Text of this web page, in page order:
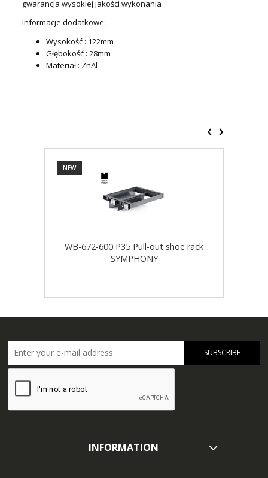
gwarancja wysokiej jakości wykonania
Informacje dodatkowe:
Wysokość : 122mm
Głębokość : 28mm
Materiał : ZnAl
WB-672-600 P35 Pull-out shoe rack
SYMPHONY
NEW
‹ ›
SUBSCRIBE
INFORMATION